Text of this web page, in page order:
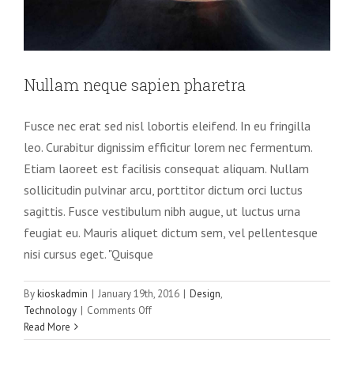
Nullam neque sapien pharetra
Fusce nec erat sed nisl lobortis eleifend. In eu fringilla
leo. Curabitur dignissim efficitur lorem nec fermentum.
Etiam laoreet est facilisis consequat aliquam. Nullam
sollicitudin pulvinar arcu, porttitor dictum orci luctus
sagittis. Fusce vestibulum nibh augue, ut luctus urna
feugiat eu. Mauris aliquet dictum sem, vel pellentesque
nisi cursus eget. "Quisque
Bykioskadmin | January 19th, 2016 | Design,
Technology | Comments Offon
neque
Read More
Aliquam congue semper metus